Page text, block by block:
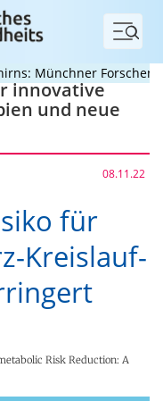
Menü
Münchner Forschende
innovative
und neue
08.11.22
für
Kreislauf-
Risk Reduction: A